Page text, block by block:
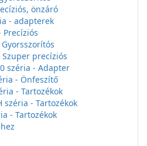
önzáró
- adapterek
Precíziós
Gyorsszorítós
Szuper precíziós
széria - Adapter
- Önfeszítő
- Tartozékok
széria - Tartozékok
- Tartozékok